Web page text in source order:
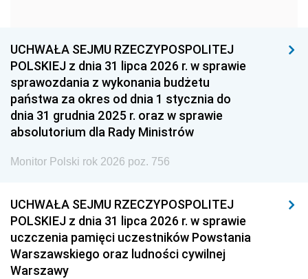
1954 1953 1952
1951 1950
1948 1947 1946
1939 1938
UCHWAŁA SEJMU RZECZYPOSPOLITEJ
POLSKIEJ z dnia 31 lipca 2026 r. w sprawie
sprawozdania z wykonania budżetu
państwa za okres od dnia 1 stycznia do
dnia 31 grudnia 2025 r. oraz w sprawie
absolutorium dla Rady Ministrów
Monitor Polski rok 2026 poz. 756
UCHWAŁA SEJMU RZECZYPOSPOLITEJ
POLSKIEJ z dnia 31 lipca 2026 r. w sprawie
uczczenia pamięci uczestników Powstania
Warszawskiego oraz ludności cywilnej
Warszawy